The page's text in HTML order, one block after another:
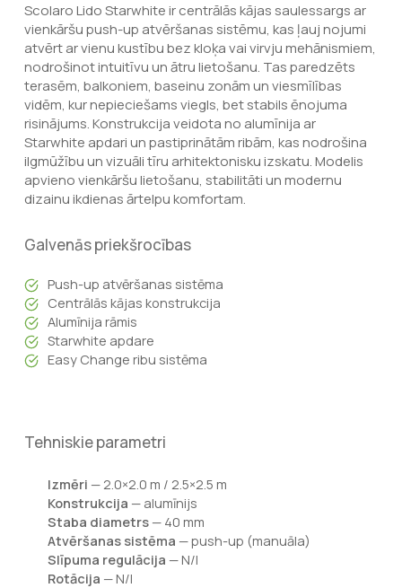
Scolaro Lido Starwhite ir centrālās kājas saulessargs ar
vienkāršu push-up atvēršanas sistēmu, kas ļauj nojumi
atvērt ar vienu kustību bez kloķa vai virvju mehānismiem,
nodrošinot intuitīvu un ātru lietošanu. Tas paredzēts
terasēm, balkoniem, baseinu zonām un viesmīlības
vidēm, kur nepieciešams viegls, bet stabils ēnojuma
risinājums. Konstrukcija veidota no alumīnija ar
Starwhite apdari un pastiprinātām ribām, kas nodrošina
ilgmūžību un vizuāli tīru arhitektonisku izskatu. Modelis
apvieno vienkāršu lietošanu, stabilitāti un modernu
dizainu ikdienas ārtelpu komfortam.
Galvenās priekšrocības
Push-up atvēršanas sistēma
Centrālās kājas konstrukcija
Alumīnija rāmis
Starwhite apdare
Easy Change ribu sistēma
Tehniskie parametri
Izmēri — 2.0×2.0 m / 2.5×2.5 m
Konstrukcija — alumīnijs
Staba diametrs— 40 mm
Atvēršanas sistēma — push-up (manuāla)
Slīpuma regulācija — N/I
Rotācija — N/I